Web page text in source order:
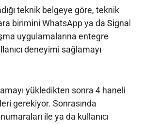
teknik belgeye göre, teknik
birimini WhatsApp ya da Signal
uygulamalarına entegre
deneyimi sağlamayı
yükledikten sonra 4 haneli
gerekiyor. Sonrasında
ile ya da kullanıcı